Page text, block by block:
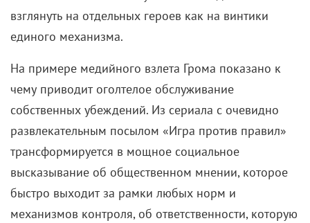
взглянуть на отдельных героев как на винтики
единого механизма.
На примере медийного взлета Грома показано к
чему приводит оголтелое обслуживание
собственных убеждений. Из сериала с очевидно
развлекательным посылом «Игра против правил»
трансформируется в мощное социальное
высказывание об общественном мнении, которое
быстро выходит за рамки любых норм и
механизмов контроля, об ответственности, которую